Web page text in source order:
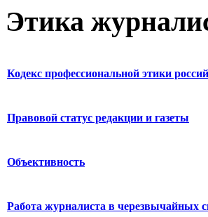
Этика
Кодекс профессиональной этики
Правовой статус редакции и газеты
Объективность
Работа журналиста в черезвычайных